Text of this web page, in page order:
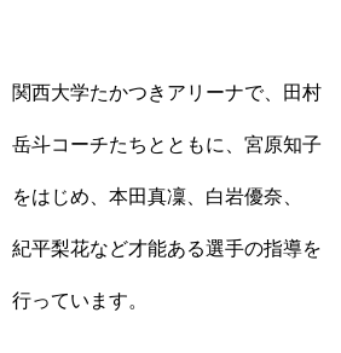
関西大学たかつきアリーナで、田村
岳斗コーチたちとともに、宮原知子
をはじめ、本田真凜、白岩優奈、
紀平梨花など才能ある選手の指導を
行っています。